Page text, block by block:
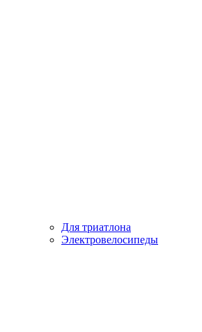
Для триатлона
Электровелосипеды